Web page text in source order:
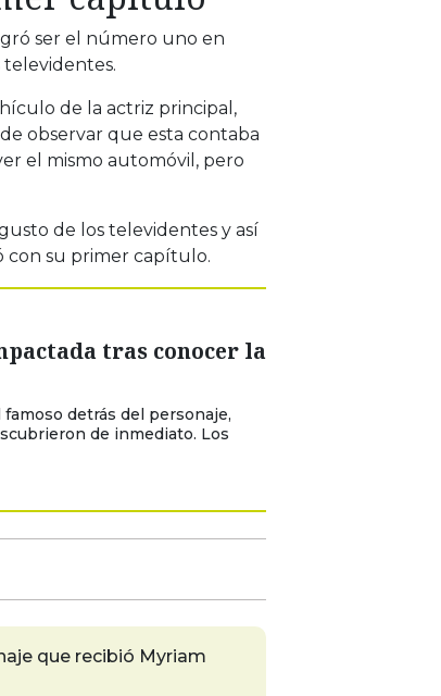
ser el número uno en
de la actriz principal,
observar que esta contaba
el mismo automóvil, pero
de los televidentes y así
con su primer capítulo.
tras conocer la
detrás del personaje,
de inmediato. Los
que recibió Myriam